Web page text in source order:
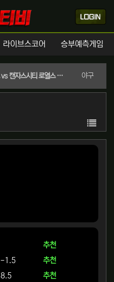
라이브스코어 승부예측게임
9월 8일 (월) MLB 미네소타 트윈스 vs 캔자스시티 로열스 경기분석 | 실시간 스포츠중계 야구분류
목록
추천
-1.5
추천
8.5 추천